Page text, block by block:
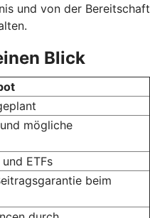
und von der Bereitschaft
Blick
mögliche
ETFs
beim